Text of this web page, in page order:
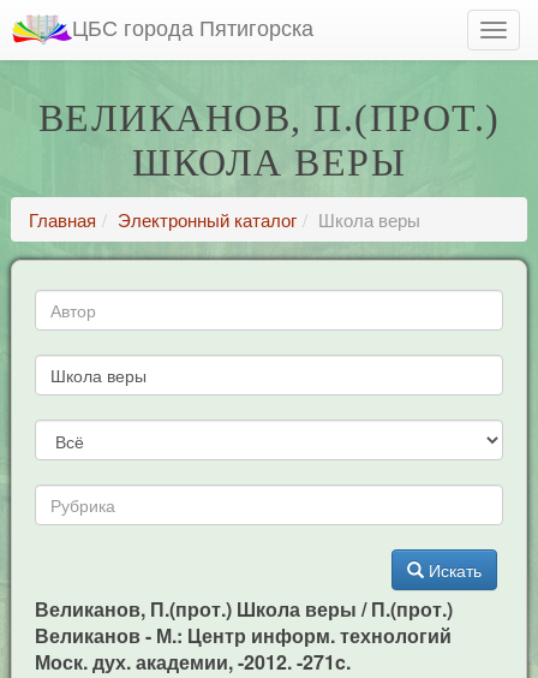
ЦБС города Пятигорска
ВЕЛИКАНОВ, П.(ПРОТ.)
ШКОЛА ВЕРЫ
Главная Электронный каталог Школа веры
Искать
Великанов, П.(прот.) Школа веры / П.(прот.)
Великанов - М.: Центр информ. технологий
Моск. дух. академии, -2012. -271c.